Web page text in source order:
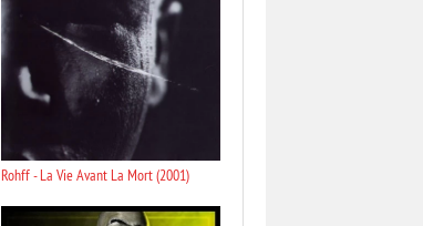
Rohff - La Vie Avant La Mort (2001)